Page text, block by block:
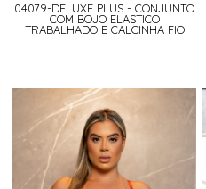
04079-DELUXE PLUS - CONJUNTO
COM BOJO ELASTICO
TRABALHADO E CALCINHA FIO